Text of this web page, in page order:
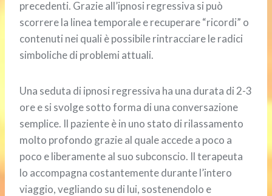
precedenti. Grazie all’ipnosi regressiva si può
scorrere la linea temporale e recuperare “ricordi” o
contenuti nei quali è possibile rintracciare le radici
simboliche di problemi attuali.
Una seduta di ipnosi regressiva ha una durata di 2-3
ore e si svolge sotto forma di una conversazione
semplice. Il paziente è in uno stato di rilassamento
molto profondo grazie al quale accede a poco a
poco e liberamente al suo subconscio. Il terapeuta
lo accompagna costantemente durante l’intero
viaggio, vegliando su di lui, sostenendolo e